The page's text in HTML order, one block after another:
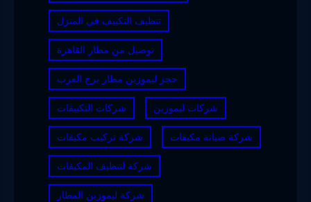
تنظيف التكييف في المنزل
توصيل من مطار القاهرة
حجز ليموزين مطار برج العرب
شركات التكييفات شركات ليموزين
شركة تركيب مكيفات شركة صيانة مكيفات
شركة لتنظيف المكيفات
شركة ليموزين المطار